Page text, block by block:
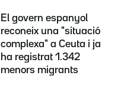
El govern espanyol
reconeix una "situació
complexa" a Ceuta i ja
ha registrat 1.342
menors migrants